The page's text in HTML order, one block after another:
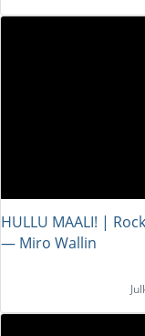
HULLU MAALI! |
― Miro Wallin